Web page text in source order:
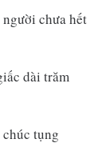
chưa hết
dài trăm
tụng